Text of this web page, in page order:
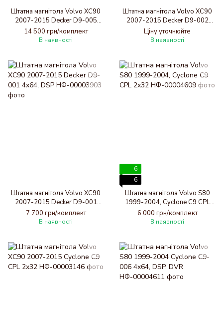
Штатна магнітола Volvo XC90
2007-2015 Decker D9-005
4x64, DSP, 360, 4G, 2k
14 500 грн/комплект
В наявності
Штатна магнітола Volvo XC90
2007-2015 Decker D9-002
6x128, DSP, 360
Ціну уточнюйте
В наявності
Штатна магнітола Volvo XC90
2007-2015 Decker D9-001
4x64, DSP
7 700 грн/комплект
В наявності
6
6
Штатна магнітола Volvo S80
1999-2004, Cyclone C9 CPL
2x32
6 000 грн/комплект
В наявності